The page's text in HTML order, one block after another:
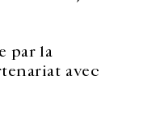
par la
avec